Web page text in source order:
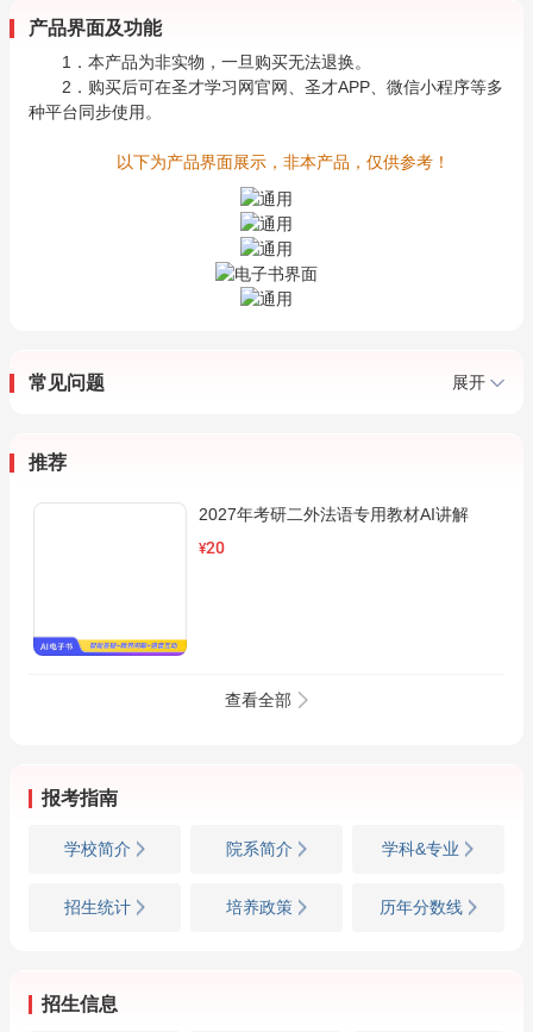
产品界面及功能
1．本产品为非实物，一旦购买无法退换。
2．购买后可在圣才学习网官网、圣才APP、微信小程序等多
种平台同步使用。
以下为产品界面展示，非本产品，仅供参考！
常见问题 展开
推荐
2027年考研二外法语专用教材AI讲解
¥20
查看全部
报考指南
学校简介 院系简介 学科&专业
招生统计 培养政策 历年分数线
招生信息